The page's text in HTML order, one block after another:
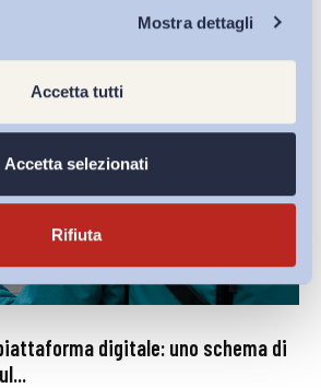
Mostra dettagli
Accetta tutti
Accetta selezionati
Rifiuta
digitale: uno schema di